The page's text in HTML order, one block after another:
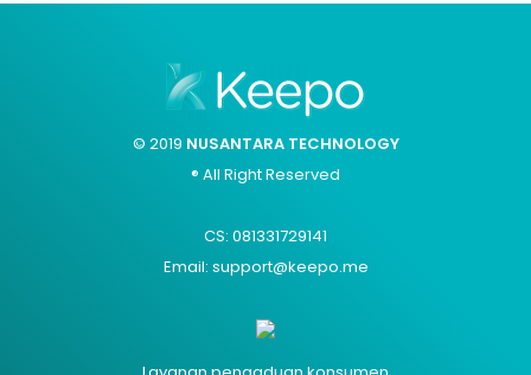
© 2019 NUSANTARA TECHNOLOGY
® All Right Reserved
CS: 081331729141
Email: support@keepo.me